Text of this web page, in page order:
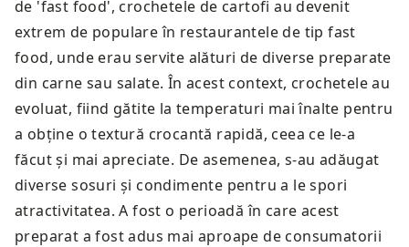
de 'fast food', crochetele de cartofi au devenit
extrem de populare în restaurantele de tip fast
food, unde erau servite alături de diverse preparate
din carne sau salate. În acest context, crochetele au
evoluat, fiind gătite la temperaturi mai înalte pentru
a obține o textură crocantă rapidă, ceea ce le-a
făcut și mai apreciate. De asemenea, s-au adăugat
diverse sosuri și condimente pentru a le spori
atractivitatea. A fost o perioadă în care acest
preparat a fost adus mai aproape de consumatorii